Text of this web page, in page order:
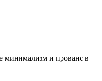
минимализм и прованс в